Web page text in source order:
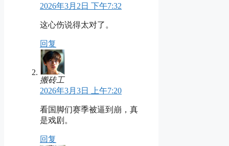
2026年3月2日 下午7:32
这心伤说得太对了。
回复
搬砖工
2026年3月3日 上午7:20
看国脚们赛季被逼到崩，真
是戏剧。
回复